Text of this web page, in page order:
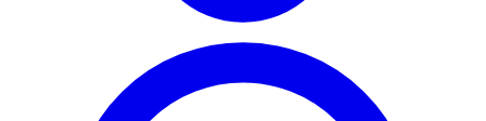
La mejor época para visitar Chinchilla es durante la primavera y el
verano, cuando el clima es cálido y se pueden disfrutar de festivales